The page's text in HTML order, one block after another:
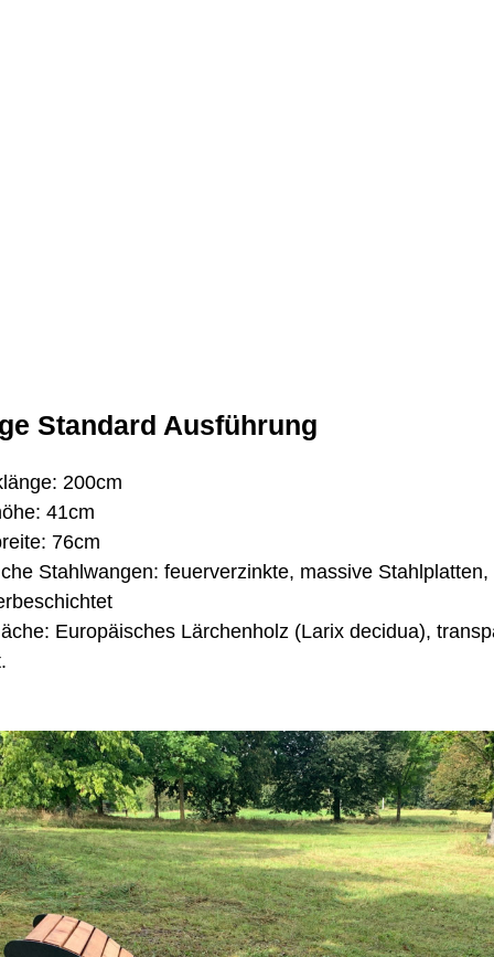
Standard Ausführung
200cm
41cm
76cm
Stahlwangen: feuerverzinkte, massive Stahlplatten,
Europäisches Lärchenholz (Larix decidua),